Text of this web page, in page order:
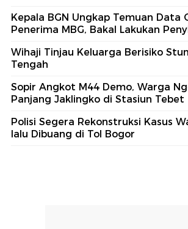
Kepala BGN Ungkap Temuan Data
Penerima MBG, Bakal Lakukan
Wihaji Tinjau Keluarga Berisiko
Tengah
Sopir Angkot M44 Demo, Warga
Panjang Jaklingko di Stasiun Tebet
Polisi Segera Rekonstruksi Kasus
lalu Dibuang di Tol Bogor